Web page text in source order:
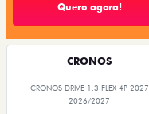
Quero agora!
CRONOS
CRONOS DRIVE 1.3 FLEX 4P 2027
2026/2027